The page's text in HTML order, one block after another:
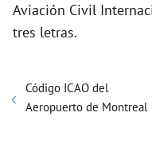
Aviación Civil
tres letras.
Código ICAO del
Aeropuerto de Montreal